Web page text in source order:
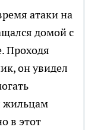
атаки на
домой с
Проходя
он увидел
жильцам
в этот